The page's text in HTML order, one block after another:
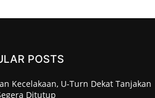
POSTS
Kecelakaan, U-Turn Dekat Tanjakan
Ditutup